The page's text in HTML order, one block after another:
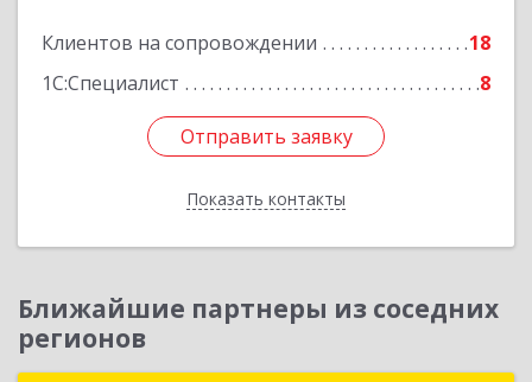
Клиентов на сопровождении
18
1С:Специалист
8
Отправить заявку
Показать контакты
Отправить заявку
Назад
Ближайшие партнеры из соседних
регионов